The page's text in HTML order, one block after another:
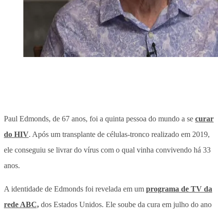
Paul Edmonds, de 67 anos, foi a quinta pessoa do mundo a se curar
do HIV. Após um transplante de células-tronco realizado em 2019,
ele conseguiu se livrar do vírus com o qual vinha convivendo há 33
anos.
A identidade de Edmonds foi revelada em um programa de TV da
rede ABC, dos Estados Unidos. Ele soube da cura em julho do ano